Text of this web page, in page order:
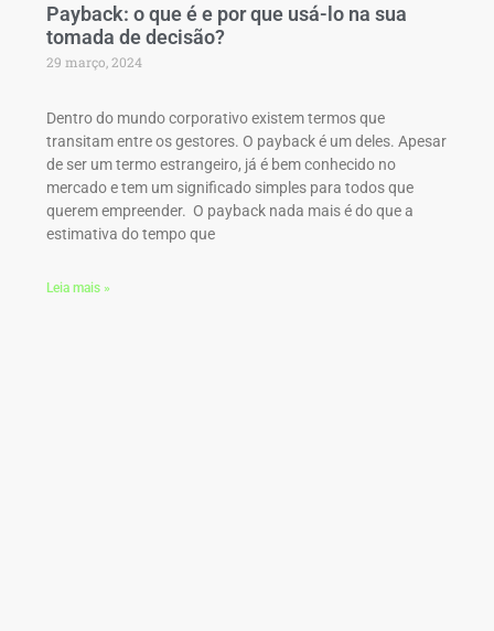
Payback: o que é e por que usá-lo na sua
tomada de decisão?
29 março, 2024
Dentro do mundo corporativo existem termos que
transitam entre os gestores. O payback é um deles. Apesar
de ser um termo estrangeiro, já é bem conhecido no
mercado e tem um significado simples para todos que
querem empreender. O payback nada mais é do que a
estimativa do tempo que
Leia mais »